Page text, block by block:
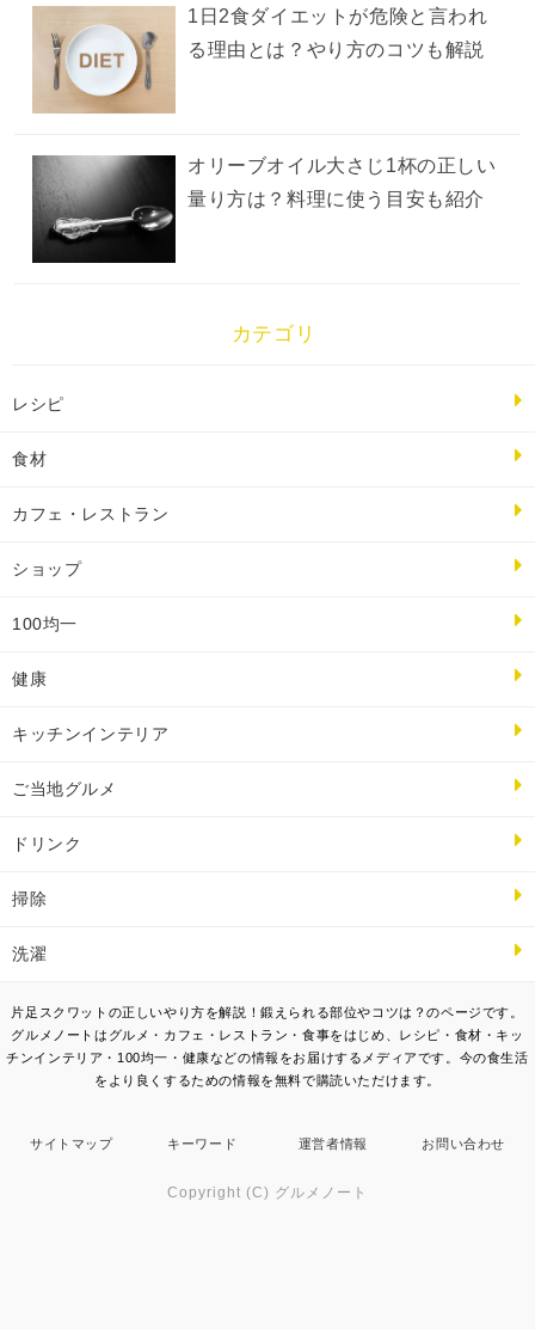
1日2食ダイエットが危険と言われ
る理由とは？やり方のコツも解説
オリーブオイル大さじ1杯の正しい
量り方は？料理に使う目安も紹介
カテゴリ
レシピ
食材
カフェ・レストラン
ショップ
100均一
健康
キッチンインテリア
ご当地グルメ
ドリンク
掃除
洗濯
片足スクワットの正しいやり方を解説！鍛えられる部位やコツは？のページです。
グルメノートはグルメ・カフェ・レストラン・食事をはじめ、レシピ・食材・キッ
チンインテリア・100均一・健康などの情報をお届けするメディアです。今の食生活
をより良くするための情報を無料で購読いただけます。
サイトマップ キーワード 運営者情報 お問い合わせ
Copyright (C) グルメノート